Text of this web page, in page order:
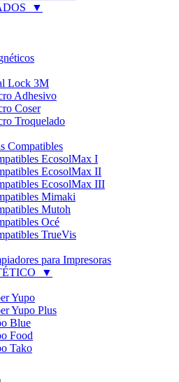
▼
Lock 3M
Adhesivo
Coser
Troquelado
Compatibles
EcosolMax I
EcosolMax II
EcosolMax III
Mimaki
Mutoh
Océ
TrueVis
para Impresoras
▼
Yupo
Yupo Plus
Blue
Food
Tako